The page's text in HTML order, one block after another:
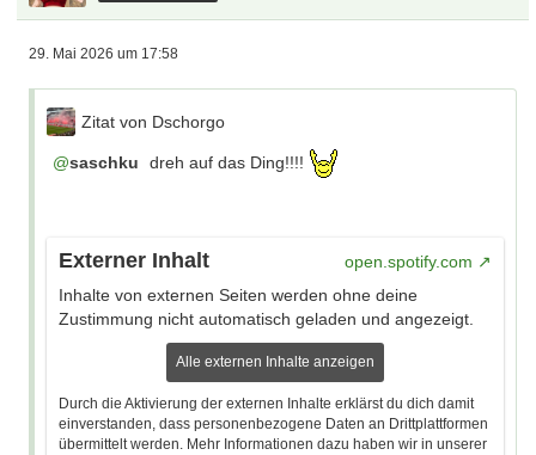
29. Mai 2026 um 17:58
Zitat von Dschorgo
saschku dreh auf das Ding!!!!
Externer Inhalt
open.spotify.com
Inhalte von externen Seiten werden ohne deine
Zustimmung nicht automatisch geladen und angezeigt.
Alle externen Inhalte anzeigen
Durch die Aktivierung der externen Inhalte erklärst du dich damit
einverstanden, dass personenbezogene Daten an Drittplattformen
übermittelt werden. Mehr Informationen dazu haben wir in unserer